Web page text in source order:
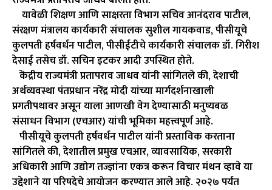
यावेळी शिक्षण आणि साक्षरता विभाग सचिव आनंदराव पाटील,
संरक्षण मंत्रालय कार्यकारी संचालक सुशील गायकवाड, पीसीयूचे
कुलपती हर्षवर्धन पाटील, पीसीईटीचे कार्यकारी संचालक डॉ. गिरीश
देसाई तसेच डॉ. सचिन इटकर आदी उपस्थित होते.
केंद्रीय राज्यमंत्री प्रतापराव जाधव यांनी सांगितले की, देशाची
अर्थव्यवस्था पंतप्रधान नरेंद्र मोदी यांच्या मार्गदर्शनाखाली
प्रगतीपथावर असून याला आणखी वेग देण्यासाठी मनुष्यबळ
संसाधन विभाग (एचआर) यांची भूमिका महत्त्वपूर्ण आहे.
पीसीयूचे कुलपती हर्षवर्धन पाटील यांनी प्रस्ताविक करताना
सांगितले की, देशातील प्रमुख एचआर, व्यावसायिक, सरकारी
अधिकारी आणि उद्योग तज्ज्ञांना एकत्र करून विचार मंथन व्हावे या
उद्देशाने या परिषदेचे आयोजन करण्यात आले आहे. २०२७ पर्यंत